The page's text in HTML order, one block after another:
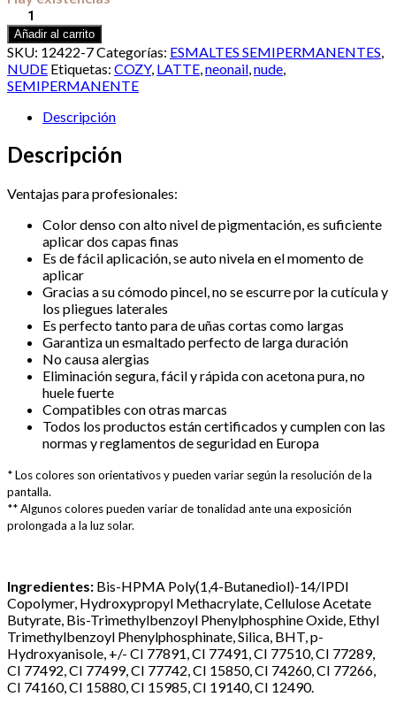
Esmalte
semipermanente
Neonail
7,2ml
–
Cozy
Latte
Añadir al carrito
SKU: 12422-7Categorías: ESMALTES SEMIPERMANENTES
NUDE Etiquetas: COZY, LATTE neonail nude
SEMIPERMANENTE
Descripción
Descripción
Ventajas para profesionales:
Color denso con alto nivel de pigmentación, es suficiente
aplicar dos capas finas
⁠Es de fácil aplicación, se auto nivela en el momento de
aplicar
⁠Gracias a su cómodo pincel, no se escurre por la cutícula y
los pliegues laterales
⁠Es perfecto tanto para de uñas cortas como largas
⁠Garantiza un esmaltado perfecto de larga duración
⁠No causa alergias
⁠Eliminación segura, fácil y rápida con acetona pura, no
huele fuerte
⁠Compatibles con otras marcas
⁠Todos los productos están certificados y cumplen con las
normas y reglamentos de seguridad en Europa
* Los colores son orientativos y pueden variar según la resolución de la
pantalla.
** Algunos colores pueden variar de tonalidad ante una exposición
prolongada a la luz solar.
Ingredientes: Bis-HPMA Poly(1,4-Butanediol)-14/IPDI
Copolymer, Hydroxypropyl Methacrylate, Cellulose Acetate
Butyrate, Bis-Trimethylbenzoyl Phenylphosphine Oxide, Ethyl
Trimethylbenzoyl Phenylphosphinate, Silica, BHT, p-
Hydroxyanisole, +/- CI 77891, CI 77491, CI 77510, CI 77289,
CI 77492, CI 77499, CI 77742, CI 15850, CI 74260, CI 77266,
CI 74160, CI 15880, CI 15985, CI 19140, CI 12490.